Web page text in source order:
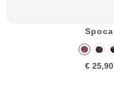
Spoca
€ 25,90